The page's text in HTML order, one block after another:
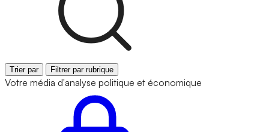
Trier par Filtrer par rubrique
Votre média d'analyse politique et économique